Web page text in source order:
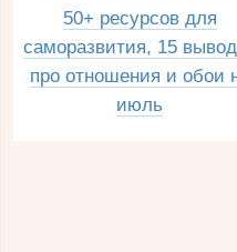
50+ ресурсов для
саморазвития, 15
про отношения и обои
июль